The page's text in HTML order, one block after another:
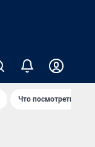
Что посмотреть во